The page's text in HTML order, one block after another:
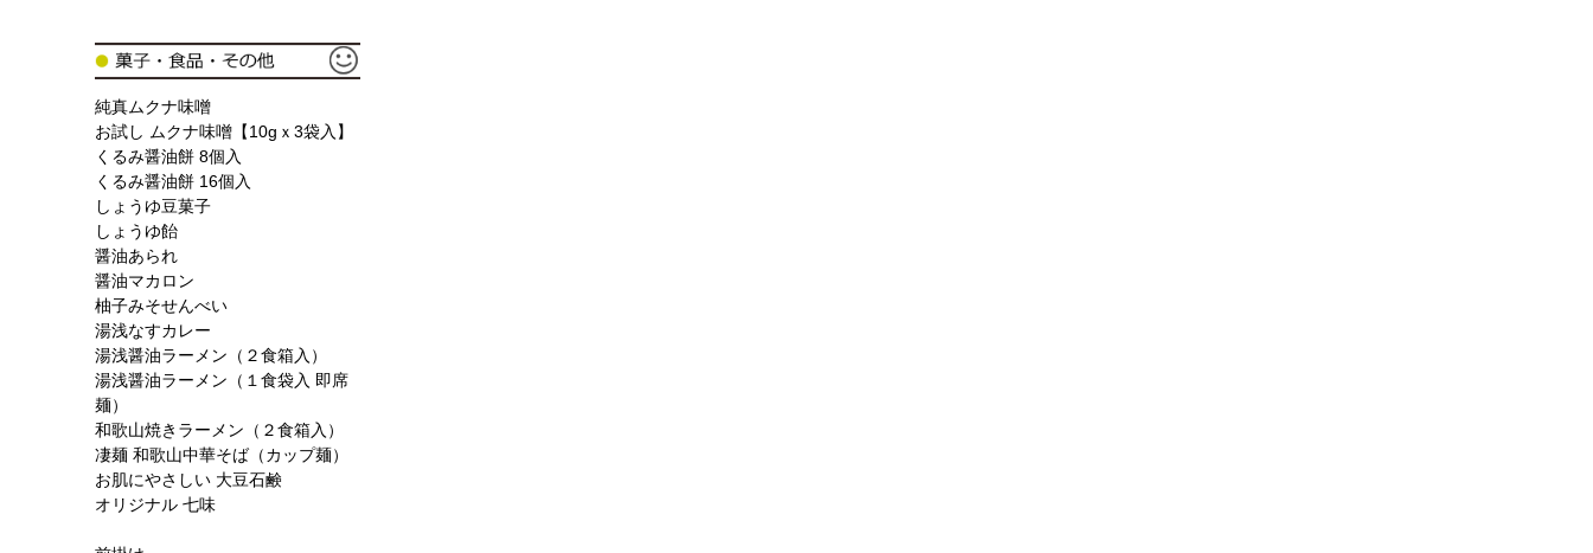
純真ムクナ味噌
お試し ムクナ味噌【10gｘ3袋入】
くるみ醤油餅 8個入
くるみ醤油餅 16個入
しょうゆ豆菓子
しょうゆ飴
醤油あられ
醤油マカロン
柚子みそせんべい
湯浅なすカレー
湯浅醤油ラーメン（２食箱入）
湯浅醤油ラーメン（１食袋入 即席
麺）
和歌山焼きラーメン（２食箱入）
凄麺 和歌山中華そば（カップ麺）
お肌にやさしい 大豆石鹸
オリジナル 七味